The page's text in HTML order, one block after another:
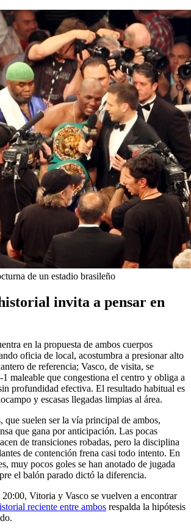
de un estadio brasileño
invita a pensar en
en la propuesta de ambos cuerpos
oficia de local, acostumbra a presionar alto
de referencia; Vasco, de visita, se
maleable que congestiona el centro y obliga a
profundidad efectiva. El resultado habitual es
y escasas llegadas limpias al área.
que suelen ser la vía principal de ambos,
que gana por anticipación. Las pocas
de transiciones robadas, pero la disciplina
de contención frena casi todo intento. En
muy pocos goles se han anotado de jugada
el balón parado dictó la diferencia.
20:00, Vitoria y Vasco se vuelven a encontrar
reciente entre ambos respalda la hipótesis